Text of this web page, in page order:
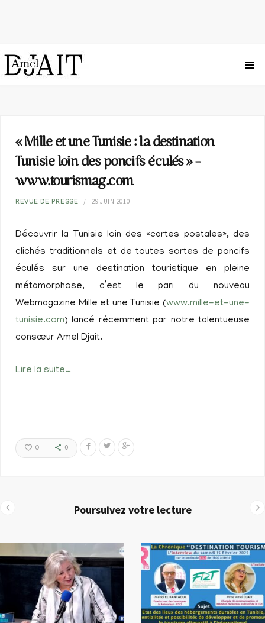
« Mille et une Tunisie : la destination
Tunisie loin des poncifs éculés » –
www.tourismag.com
REVUE DE PRESSE 29 JUIN 2010
Découvrir la Tunisie loin des «cartes postales», des
clichés traditionnels et de toutes sortes de poncifs
éculés sur une destination touristique en pleine
métamorphose, c’est le pari du nouveau
Webmagazine Mille et une Tunisie (www.mille-et-une-
tunisie.com) lancé récemment par notre talentueuse
consœur Amel Djait.
Lire la suite…
0 0
Poursuivez votre lecture